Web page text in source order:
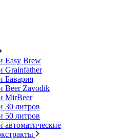
Easy Brew
Grainfather
Бавария
Beer Zavodik
MirBeer
30 литров
50 литров
автоматические